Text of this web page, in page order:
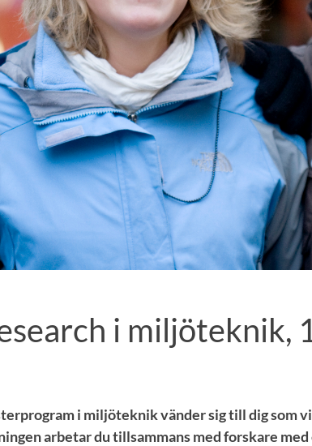
i miljöteknik,
i miljöteknik vänder sig till dig som
arbetar du tillsammans med forskare